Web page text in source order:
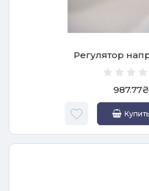
Регулятор
987.77₴
Купить